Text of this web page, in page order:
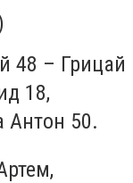
48 – Грицай
18,
Антон 50.